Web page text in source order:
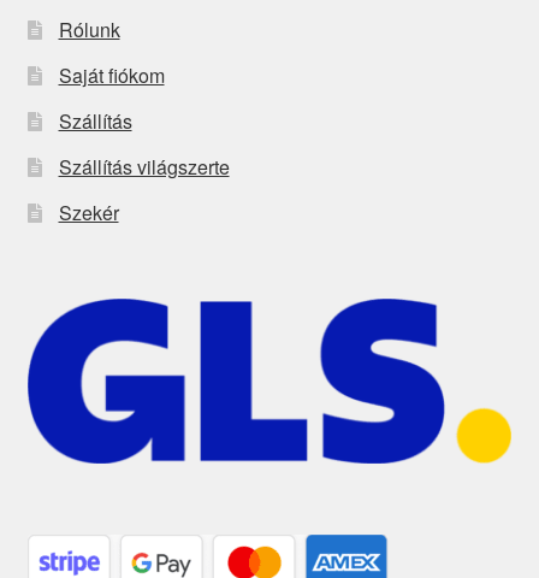
Rólunk
Saját fiókom
Szállítás
Szállítás világszerte
Szekér